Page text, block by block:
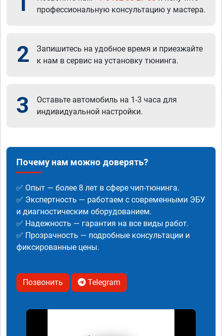
профессиональную консультацию у мастера.
2
Запишитесь на удобное время и приезжайте
к нам в сервис на установку тюнинга.
3
Оставьте автомобиль на 1-3 часа для
индивидуальной настройки.
Почему нам можно доверять?
✅ Опыт — более 8 лет в сфере чип-тюнинга.
✅ Экспертность — работаем с современными ЭБУ
и диагностическим оборудованием.
✅ Надежность — гарантия на все виды работ.
✅ Прозрачность — подробные консультации и
фиксированные цены.
Позвонить Telegram